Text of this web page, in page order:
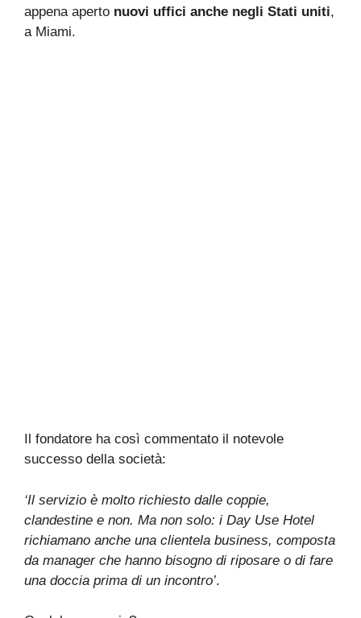
appena aperto nuovi uffici anche negli Stati uniti,
a Miami.
Il fondatore ha così commentato il notevole
successo della società:
‘Il servizio è molto richiesto dalle coppie,
clandestine e non. Ma non solo: i Day Use Hotel
richiamano anche una clientela business, composta
da manager che hanno bisogno di riposare o di fare
una doccia prima di un incontro’.